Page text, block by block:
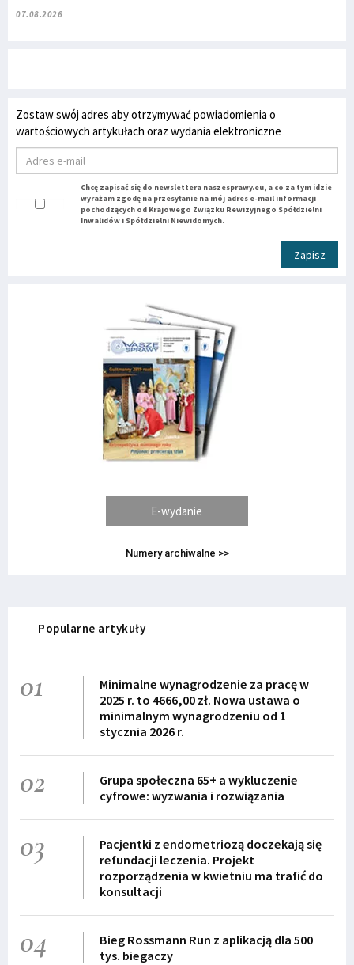
07.08.2026
Zostaw swój adres aby otrzymywać powiadomienia o
wartościowych artykułach oraz wydania elektroniczne
Chcę zapisać się do newslettera naszesprawy.eu, a co za tym idzie
wyrażam zgodę na przesyłanie na mój adres e-mail informacji
pochodzących od Krajowego Związku Rewizyjnego Spółdzielni
Inwalidów i Spółdzielni Niewidomych.
Zapisz
E-wydanie
Numery archiwalne >>
Popularne artykuły
01
Minimalne wynagrodzenie za pracę w
2025 r. to 4666,00 zł. Nowa ustawa o
minimalnym wynagrodzeniu od 1
stycznia 2026 r.
02
Grupa społeczna 65+ a wykluczenie
cyfrowe: wyzwania i rozwiązania
03
Pacjentki z endometriozą doczekają się
refundacji leczenia. Projekt
rozporządzenia w kwietniu ma trafić do
konsultacji
04
Bieg Rossmann Run z aplikacją dla 500
tys. biegaczy